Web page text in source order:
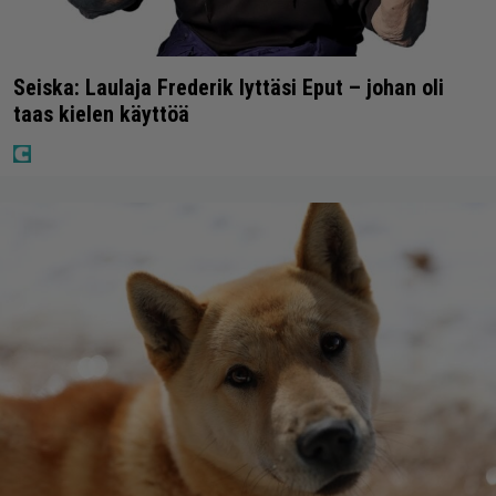
Seiska: Laulaja Frederik lyttäsi Eput – johan oli
taas kielen käyttöä